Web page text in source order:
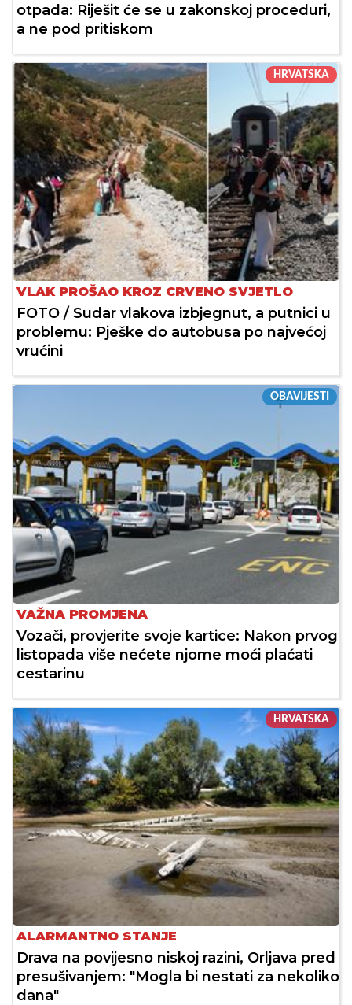
otpada: Riješit će se u zakonskoj proceduri,
a ne pod pritiskom
HRVATSKA
VLAK PROŠAO KROZ CRVENO SVJETLO
FOTO / Sudar vlakova izbjegnut, a putnici u
problemu: Pješke do autobusa po najvećoj
vrućini
OBAVIJESTI
VAŽNA PROMJENA
Vozači, provjerite svoje kartice: Nakon prvog
listopada više nećete njome moći plaćati
cestarinu
HRVATSKA
ALARMANTNO STANJE
Drava na povijesno niskoj razini, Orljava pred
presušivanjem: "Mogla bi nestati za nekoliko
dana"